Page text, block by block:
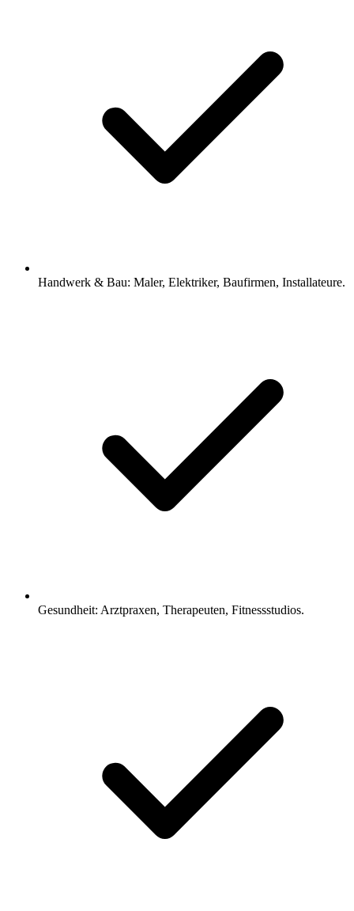
Handwerk & Bau: Maler, Elektriker, Baufirmen, Installateure.
Gesundheit: Arztpraxen, Therapeuten, Fitnessstudios.